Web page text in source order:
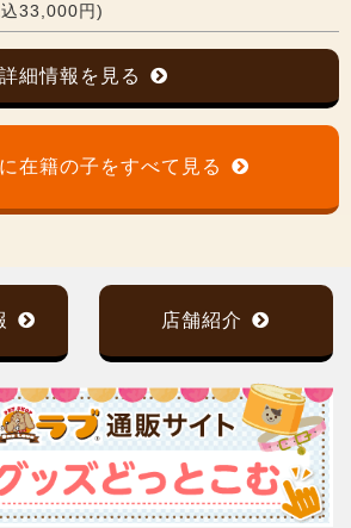
33,000円)
詳細情報を見る
在籍の子をすべて見る
店舗紹介